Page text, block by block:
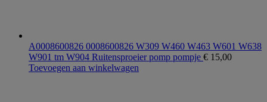
A0008600826 0008600826 W309 W460 W463 W601 W638
W901 tm W904 Ruitensproeier pomp pompje € 15,00
Toevoegen aan winkelwagen